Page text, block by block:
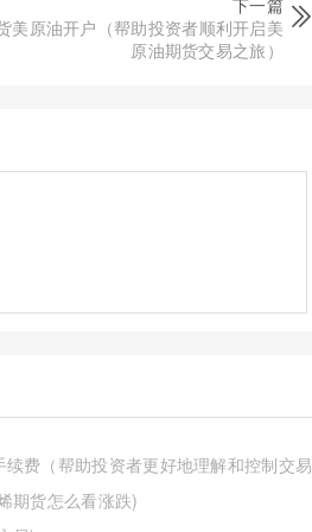
美原油开户（帮助投资者顺利开启美
原油期货交易之旅）
费（帮助投资者更好地理解和控制交易
期货怎么看涨跌)